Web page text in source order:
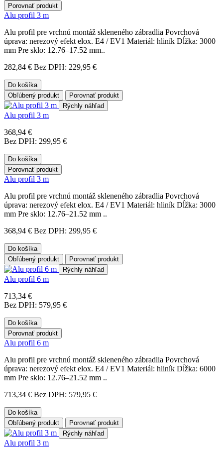
Porovnať produkt
Alu profil 3 m
Alu profil pre vrchnú montáž skleneného zábradlia Povrchová
úprava: nerezový efekt elox. E4 / EV1 Materiál: hliník Dĺžka: 3000
mm Pre sklo: 12.76–17.52 mm..
282,84 € Bez DPH: 229,95 €
Do košíka
Obľúbený produkt
Porovnať produkt
Rýchly náhľad
Alu profil 3 m
368,94 €
Bez DPH: 299,95 €
Do košíka
Porovnať produkt
Alu profil 3 m
Alu profil pre vrchnú montáž skleneného zábradlia Povrchová
úprava: nerezový efekt elox. E4 / EV1 Materiál: hliník Dĺžka: 3000
mm Pre sklo: 12.76–21.52 mm ..
368,94 € Bez DPH: 299,95 €
Do košíka
Obľúbený produkt
Porovnať produkt
Rýchly náhľad
Alu profil 6 m
713,34 €
Bez DPH: 579,95 €
Do košíka
Porovnať produkt
Alu profil 6 m
Alu profil pre vrchnú montáž skleneného zábradlia Povrchová
úprava: nerezový efekt elox. E4 / EV1 Materiál: hliník Dĺžka: 6000
mm Pre sklo: 12.76–21.52 mm ..
713,34 € Bez DPH: 579,95 €
Do košíka
Obľúbený produkt
Porovnať produkt
Rýchly náhľad
Alu profil 3 m